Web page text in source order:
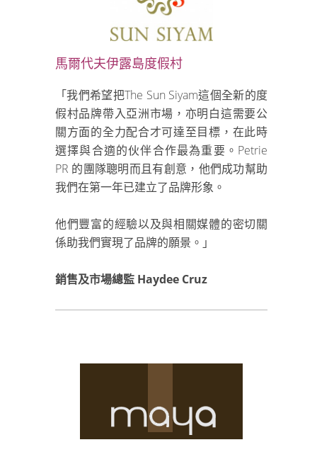
馬爾代夫伊露島度假村
「我們希望把The Sun Siyam這個全新的度
假村品牌帶入亞洲市場，亦明白這需要公
關方面的全力配合才可達至目標，在此時
選擇與合適的伙伴合作最為重要。Petrie
PR 的團隊聰明而且有創意，他們成功幫助
我們在第一年已建立了品牌形象。
他們豐富的經驗以及與相關媒體的密切關
係助我們實現了品牌的願景。」
銷售及市場總監 Haydee Cruz